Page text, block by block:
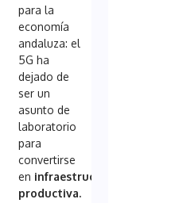
para la
economía
andaluza: el
5G ha
dejado de
ser un
asunto de
laboratorio
para
convertirse
en infraestructura
productiva.